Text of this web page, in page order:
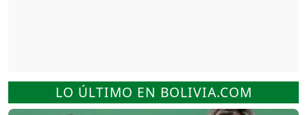
LO ÚLTIMO EN BOLIVIA.COM